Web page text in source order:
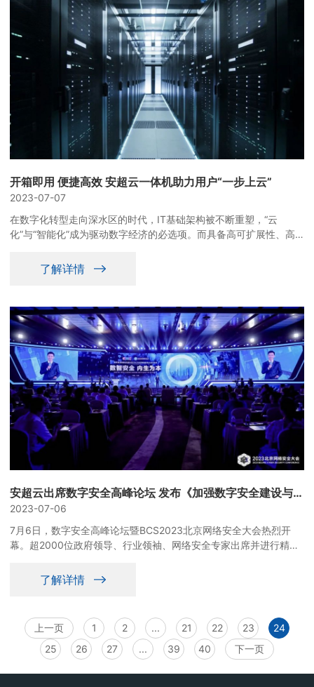
开箱即用 便捷高效 安超云一体机助力用户“一步上云”
2023-07-07
在数字化转型走向深水区的时代，IT基础架构被不断重塑，“云
化”与“智能化”成为驱动数字经济的必选项。而具备高可扩展性、高
主流选择之一，并不断向更核心的业务承载和更边缘的应用场景全面
了解详情
安超云出席数字安全高峰论坛 发布《加强数字安全建设与保障》倡议
2023-07-06
7月6日，数字安全高峰论坛暨BCS2023北京网络安全大会热烈开
幕。超2000位政府领导、行业领袖、网络安全专家出席并进行精彩
强数字安全建设与保障》倡议，共同推动我国数字经济向高质量发
了解详情
上一页 1 2 ... 21 22 23
24
25
26 27 ... 39 40 下一页